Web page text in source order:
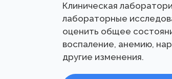
Клиническая
лабораторные
оценить общее
воспаление, анемию,
другие изменения.